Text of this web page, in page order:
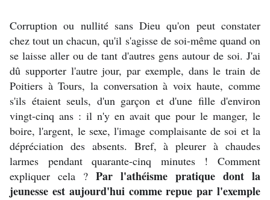
Corruption ou nullité sans Dieu qu'on peut constater
chez tout un chacun, qu'il s'agisse de soi-même quand on
se laisse aller ou de tant d'autres gens autour de soi. J'ai
dû supporter l'autre jour, par exemple, dans le train de
Poitiers à Tours, la conversation à voix haute, comme
s'ils étaient seuls, d'un garçon et d'une fille d'environ
vingt-cinq ans : il n'y en avait que pour le manger, le
boire, l'argent, le sexe, l'image complaisante de soi et la
dépréciation des absents. Bref, à pleurer à chaudes
larmes pendant quarante-cinq minutes ! Comment
expliquer cela ? Par l'athéisme pratique dont la
jeunesse est aujourd'hui comme repue par l'exemple